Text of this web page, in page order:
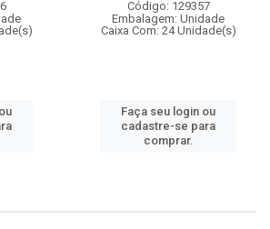
Código: 129357
Embalagem: Unidade
Caixa Com: 24 Unidade(s)
Faça seu login ou
cadastre-se para
comprar.